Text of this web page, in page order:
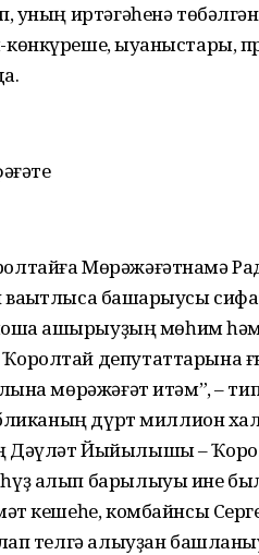
уның иртәгәһенә
ҡыуаныстары,
Мөрәжәғәтнамә
башҡарыусы
ашырыуҙың мөһим
депутаттарына
мөрәжәғәт итәм”, –
дүрт миллион
Дәүләт Йыйылышы –
алып барылыуы ине
кешеһе, комбайнсы
телгә алыуҙан